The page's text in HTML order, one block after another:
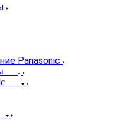
Panasonic